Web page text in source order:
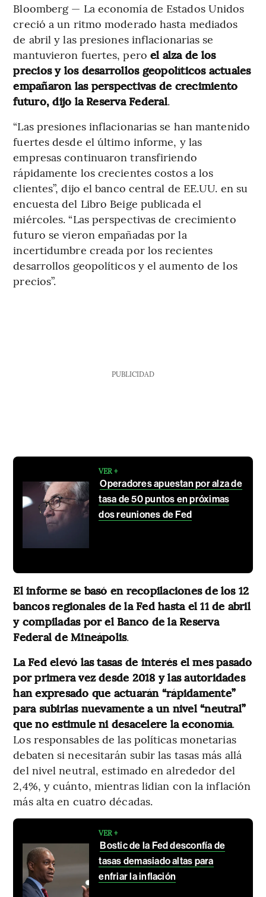
Bloomberg — La economía de Estados Unidos
creció a un ritmo moderado hasta mediados
de abril y las presiones inflacionarias se
mantuvieron fuertes, pero el alza de los
precios y los desarrollos geopolíticos actuales
empañaron las perspectivas de crecimiento
futuro, dijo la Reserva Federal.
“Las presiones inflacionarias se han mantenido
fuertes desde el último informe, y las
empresas continuaron transfiriendo
rápidamente los crecientes costos a los
clientes”, dijo el banco central de EE.UU. en su
encuesta del Libro Beige publicada el
miércoles. “Las perspectivas de crecimiento
futuro se vieron empañadas por la
incertidumbre creada por los recientes
desarrollos geopolíticos y el aumento de los
precios”.
PUBLICIDAD
VER +
Operadores apuestan por alza de
tasa de 50 puntos en próximas
dos reuniones de Fed
El informe se basó en recopilaciones de los 12
bancos regionales de la Fed hasta el 11 de abril
y compiladas por el Banco de la Reserva
Federal de Mineápolis.
La Fed elevó las tasas de interés el mes pasado
por primera vez desde 2018 y las autoridades
han expresado que actuarán “rápidamente”
para subirlas nuevamente a un nivel “neutral”
que no estimule ni desacelere la economía.
Los responsables de las políticas monetarias
debaten si necesitarán subir las tasas más allá
del nivel neutral, estimado en alrededor del
2,4%, y cuánto, mientras lidian con la inflación
más alta en cuatro décadas.
VER +
Bostic de la Fed desconfía de
tasas demasiado altas para
enfriar la inflación